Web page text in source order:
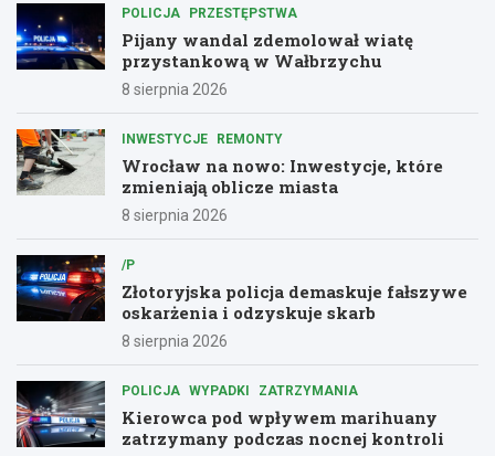
POLICJA PRZESTĘPSTWA
Pijany wandal zdemolował wiatę
przystankową w Wałbrzychu
8 sierpnia 2026
INWESTYCJE REMONTY
Wrocław na nowo: Inwestycje, które
zmieniają oblicze miasta
8 sierpnia 2026
/P
Złotoryjska policja demaskuje fałszywe
oskarżenia i odzyskuje skarb
8 sierpnia 2026
POLICJA WYPADKI ZATRZYMANIA
Kierowca pod wpływem marihuany
zatrzymany podczas nocnej kontroli